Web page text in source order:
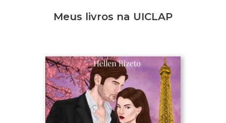
Meus livros na UICLAP